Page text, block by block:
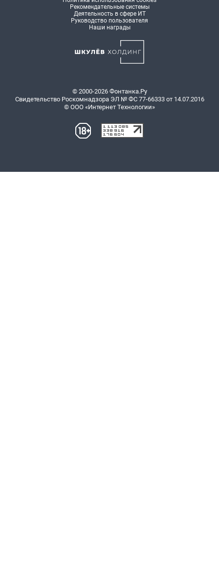
Рекомендательные системы
Деятельность в сфере ИТ
Руководство пользователя
Наши награды
© 2000-2026 Фонтанка.Ру
Свидетельство Роскомнадзора ЭЛ № ФС 77-66333 от 14.07.2016
© ООО «Интернет Технологии»